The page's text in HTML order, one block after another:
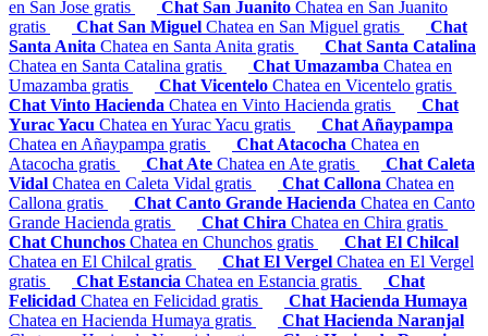
en San Jose gratis
Chat San Juanito Chatea en San Juanito
gratis
Chat San Miguel Chatea en San Miguel gratis
Chat
Santa Anita Chatea en Santa Anita gratis
Chat Santa Catalina
Chatea en Santa Catalina gratis
Chat Umazamba Chatea en
Umazamba gratis
Chat Vicentelo Chatea en Vicentelo gratis
Chat Vinto Hacienda Chatea en Vinto Hacienda gratis
Chat
Yurac Yacu Chatea en Yurac Yacu gratis
Chat Añaypampa
Chatea en Añaypampa gratis
Chat Atacocha Chatea en
Atacocha gratis
Chat Ate Chatea en Ate gratis
Chat Caleta
Vidal Chatea en Caleta Vidal gratis Chat Callona Chatea en
Callona gratis
Chat Canto Grande Hacienda Chatea en Canto
Grande Hacienda gratis
Chat Chira Chatea en Chira gratis
Chat Chunchos Chatea en Chunchos gratis
Chat El Chilcal
Chatea en El Chilcal gratis
Chat El Vergel Chatea en El Vergel
gratis
Chat Estancia Chatea en Estancia gratis
Chat
Felicidad Chatea en Felicidad gratis
Chat Hacienda Humaya
Chatea en Hacienda Humaya gratis
Chat Hacienda Naranjal